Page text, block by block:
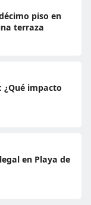
piso en
terraza
¿Qué impacto
en Playa de